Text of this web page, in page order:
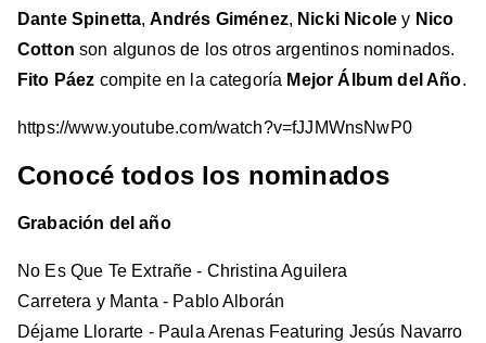
Dante Spinetta, Andrés Giménez, Nicki Nicoley Nico
Cotton son algunos de los otros argentinos nominados.
Fito Páez compite en la categoría Mejor Álbum del Año.
https://www.youtube.com/watch?v=fJJMWnsNwP0
Conocé todos los nominados
Grabación del año
No Es Que Te Extrañe - Christina Aguilera
Carretera y Manta - Pablo Alborán
Déjame Llorarte - Paula Arenas Featuring Jesús Navarro